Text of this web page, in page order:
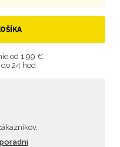
od 1,99 €
24 hod